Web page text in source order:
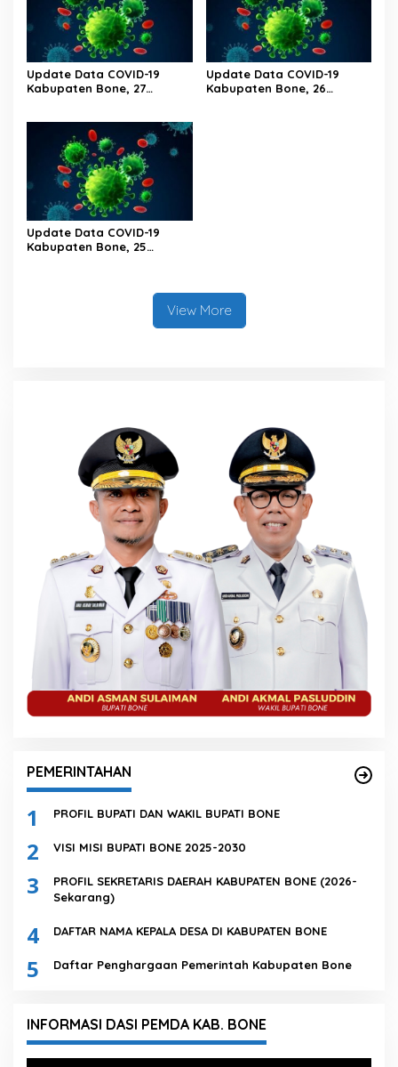
Update Data COVID-19
Kabupaten Bone, 27
Update Data COVID-19
Kabupaten Bone, 26
Update Data COVID-19
Kabupaten Bone, 25
View More
PEMERINTAHAN
1 PROFIL BUPATI DAN WAKIL BUPATI BONE
2 VISI MISI BUPATI BONE 2025-2030
3
PROFIL SEKRETARIS DAERAH KABUPATEN BONE (2026-
Sekarang)
4 DAFTAR NAMA KEPALA DESA DI KABUPATEN BONE
5 Daftar Penghargaan Pemerintah Kabupaten Bone
INFORMASI DASI PEMDA KAB. BONE